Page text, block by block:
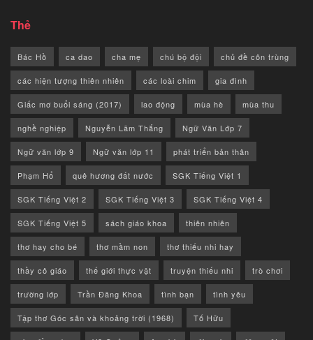
Thẻ
Bác Hồ ca dao cha mẹ chú bộ đội chủ đề côn trùng
các hiện tượng thiên nhiên các loài chim gia đình
Giấc mơ buổi sáng (2017) lao động mùa hè mùa thu
nghề nghiệp Nguyễn Lãm Thắng Ngữ Văn Lớp 7
Ngữ văn lớp 9 Ngữ văn lớp 11 phát triển bản thân
Phạm Hổ quê hương đất nước SGK Tiếng Việt 1
SGK Tiếng Việt 2 SGK Tiếng Việt 3 SGK Tiếng Việt 4
SGK Tiếng Việt 5 sách giáo khoa thiên nhiên
thơ hay cho bé thơ mầm non thơ thiếu nhi hay
thầy cô giáo thế giới thực vật truyện thiếu nhi trò chơi
trường lớp Trần Đăng Khoa tình bạn tình yêu
Tập thơ Góc sân và khoảng trời (1968) Tố Hữu